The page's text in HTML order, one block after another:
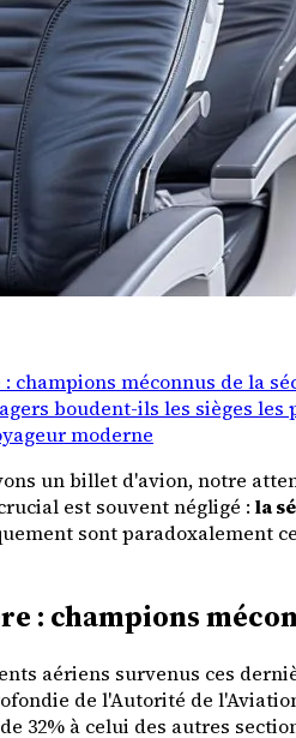
champions méconnus de la
boudent-ils les sièges les
moderne
un billet d'avion, notre
est souvent négligé :la
sont paradoxalement
: champions
aériens survenus ces
de l'Autorité de
32% à celui des autres